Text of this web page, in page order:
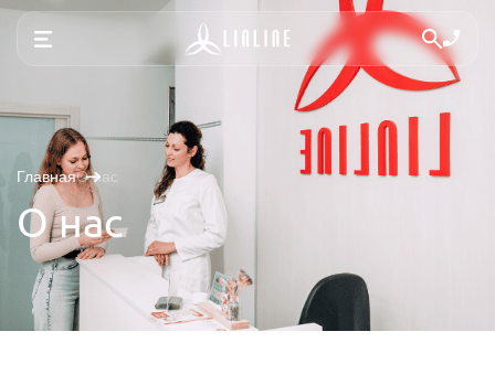
ГлавнаяО нас
О нас